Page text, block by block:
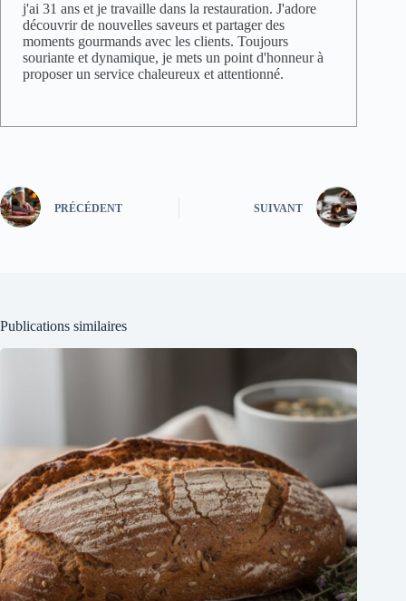
j'ai 31 ans et je travaille dans la restauration. J'adore
découvrir de nouvelles saveurs et partager des
moments gourmands avec les clients. Toujours
souriante et dynamique, je mets un point d'honneur à
proposer un service chaleureux et attentionné.
PRÉCÉDENT SUIVANT
Publications similaires